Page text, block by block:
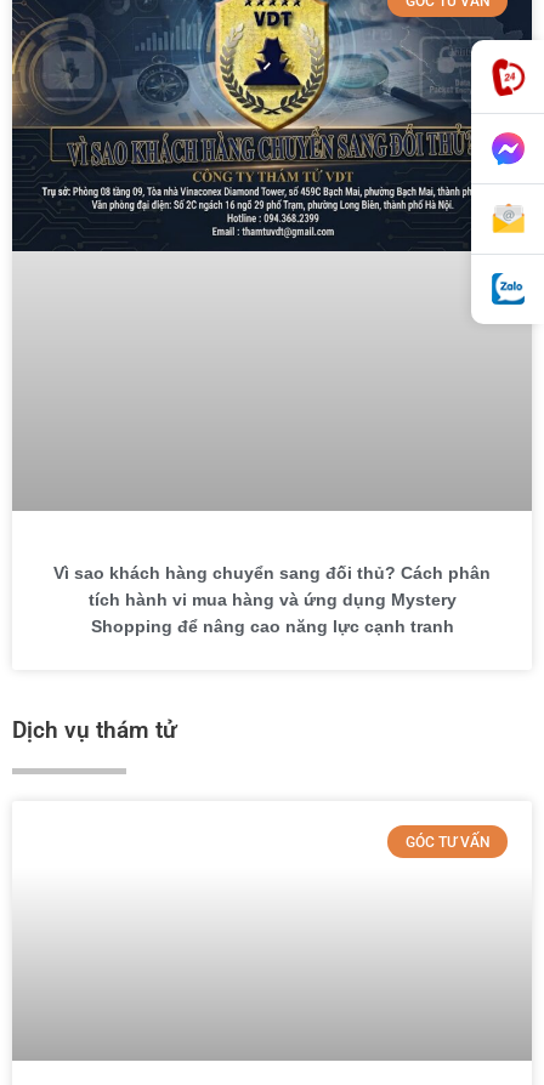
Vì sao khách hàng chuyển sang đối thủ? Cách phân
tích hành vi mua hàng và ứng dụng Mystery
Shopping để nâng cao năng lực cạnh tranh
Dịch vụ thám tử
GÓC TƯ VẤN